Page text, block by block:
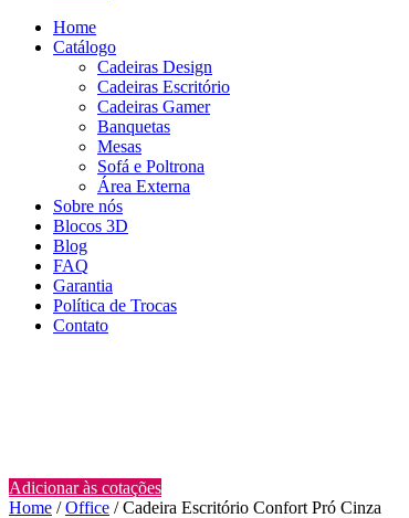
Home
Catálogo
Cadeiras Design
Cadeiras Escritório
Cadeiras Gamer
Banquetas
Mesas
Sofá e Poltrona
Área Externa
Sobre nós
Blocos 3D
Blog
FAQ
Garantia
Política de Trocas
Contato
Adicionar às cotações
Home /Office / Cadeira Escritório Confort Pró Cinza